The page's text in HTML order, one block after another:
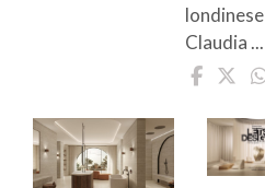
londinese
Claudia ...